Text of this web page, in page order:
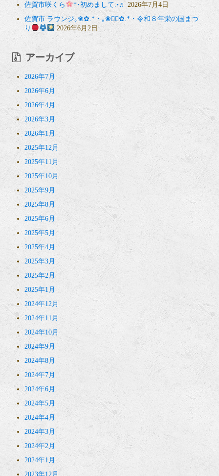
佐賀市咲くら
*･初めまして.•♬ 2026年7月4日
佐賀市 ラウンジ｡❀✿.*・｡❀❁⃘✿.*・令和８年栄の国まつ
り
2026年6月2日
アーカイブ
2026年7月
2026年6月
2026年4月
2026年3月
2026年1月
2025年12月
2025年11月
2025年10月
2025年9月
2025年8月
2025年6月
2025年5月
2025年4月
2025年3月
2025年2月
2025年1月
2024年12月
2024年11月
2024年10月
2024年9月
2024年8月
2024年7月
2024年6月
2024年5月
2024年4月
2024年3月
2024年2月
2024年1月
2023年12月